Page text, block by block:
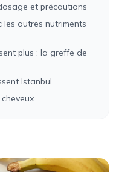
et précautions
les autres nutriments
plus : la greffe de
Istanbul